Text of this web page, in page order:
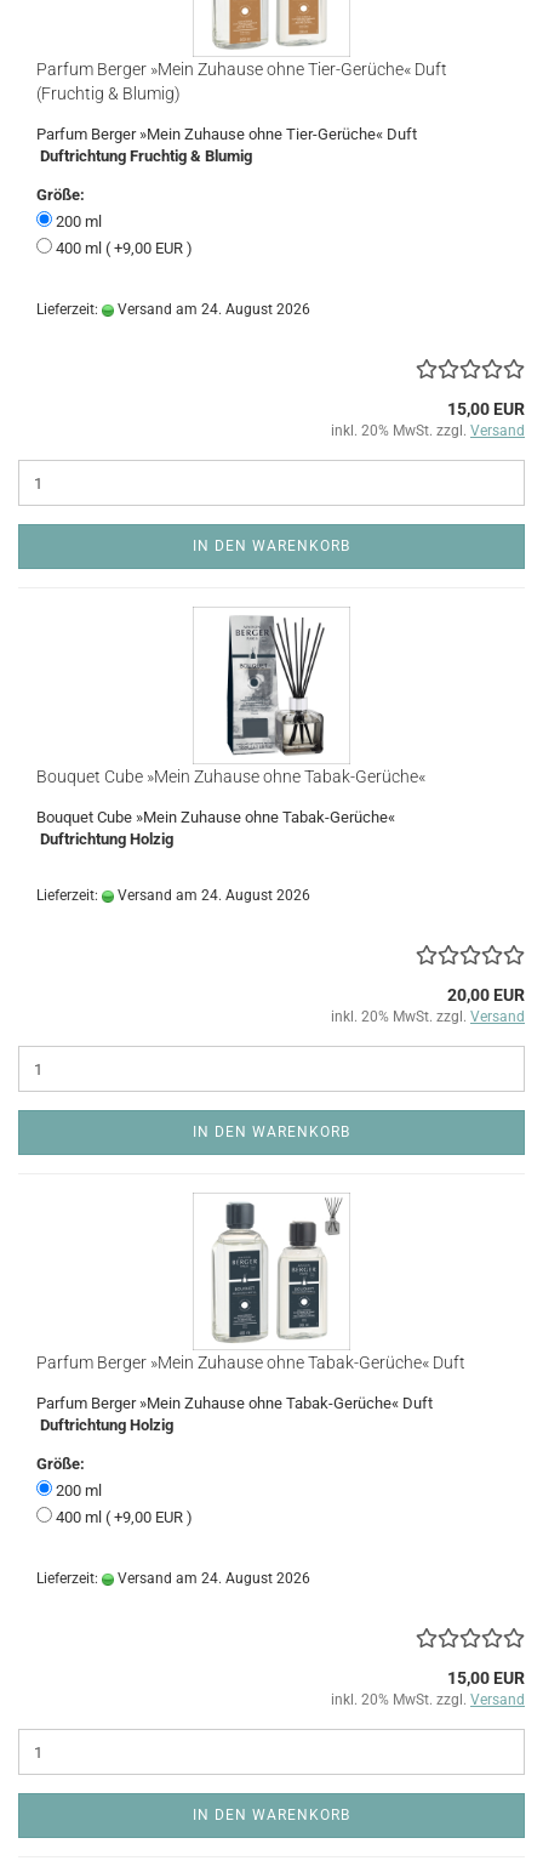
Parfum Berger »Mein Zuhause ohne Tier-Gerüche« Duft
(Fruchtig & Blumig)
Parfum Berger »Mein Zuhause ohne Tier-Gerüche« Duft
Duftrichtung Fruchtig & Blumig
Größe:
200 ml
400 ml ( +9,00 EUR )
Lieferzeit: Versand am 24. August 2026
15,00 EUR
inkl. 20% MwSt. zzgl. Versand
IN DEN WARENKORB
Bouquet Cube »Mein Zuhause ohne Tabak-Gerüche«
Bouquet Cube »Mein Zuhause ohne Tabak-Gerüche«
Duftrichtung Holzig
Lieferzeit: Versand am 24. August 2026
20,00 EUR
inkl. 20% MwSt. zzgl. Versand
IN DEN WARENKORB
Parfum Berger »Mein Zuhause ohne Tabak-Gerüche« Duft
Parfum Berger »Mein Zuhause ohne Tabak-Gerüche« Duft
Duftrichtung Holzig
Größe:
200 ml
400 ml ( +9,00 EUR )
Lieferzeit: Versand am 24. August 2026
15,00 EUR
inkl. 20% MwSt. zzgl. Versand
IN DEN WARENKORB